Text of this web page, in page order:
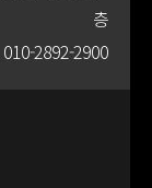
100m
층
010-2892-2900